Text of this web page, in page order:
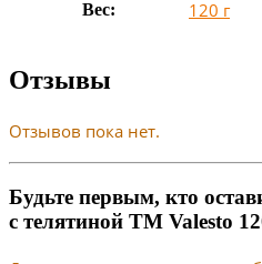
Вес: 120 г
Отзывы
Отзывов пока нет.
Будьте первым, кто
с телятиной TM Valesto